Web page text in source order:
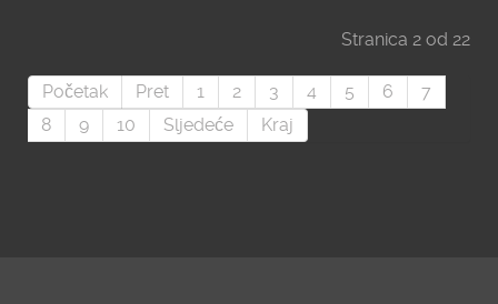
Stranica 2 od 22
Početak Pret 1 2 3 4 5 6
7
8
9 10 Sljedeće Kraj